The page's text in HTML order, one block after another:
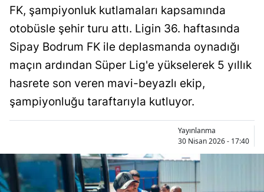
Aydın
Balıkesir
Bilecik
Bingöl
Bitlis
Bolu
Burdur
FK, şampiyonluk kutlamaları kapsamında
otobüsle şehir turu attı. Ligin 36. haftasında
Sipay Bodrum FK ile deplasmanda oynadığı
maçın ardından Süper Lig'e yükselerek 5 yıllık
hasrete son veren mavi-beyazlı ekip,
şampiyonluğu taraftarıyla kutluyor.
Yayınlanma
30 Nisan 2026 - 17:40